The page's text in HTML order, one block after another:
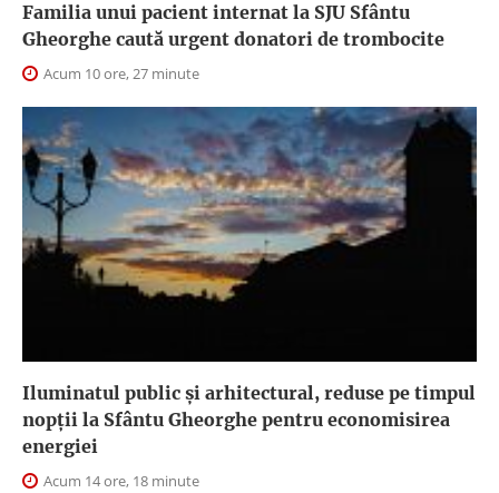
Familia unui pacient internat la SJU Sfântu
Gheorghe caută urgent donatori de trombocite
Acum 10 ore, 27 minute
Iluminatul public şi arhitectural, reduse pe timpul
nopţii la Sfântu Gheorghe pentru economisirea
energiei
Acum 14 ore, 18 minute